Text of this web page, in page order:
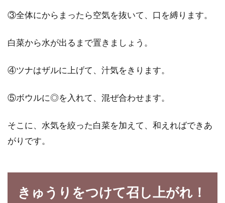
③全体にからまったら空気を抜いて、口を縛ります。
白菜から水が出るまで置きましょう。
④ツナはザルに上げて、汁気をきります。
⑤ボウルに◎を入れて、混ぜ合わせます。
そこに、水気を絞った白菜を加えて、和えればできあ
がりです。
きゅうりをつけて召し上がれ！